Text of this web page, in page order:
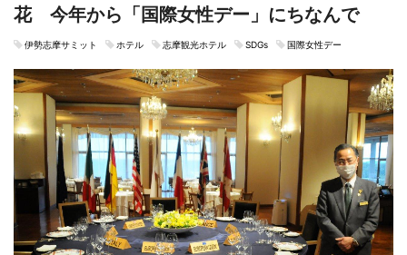
花 今年から「国際女性デー」にちなんで
伊勢志摩サミット ホテル 志摩観光ホテル SDGs 国際女性デー